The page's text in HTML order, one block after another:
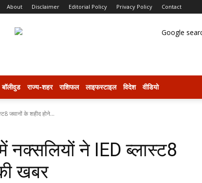
About Disclaimer Editorial Policy Privacy Policy Contact
बॉलीवुड राज्य-शहर राशिफल लाइफस्टाइल विदेश वीडियो
जवानों के शहीद होने...
नक्सलियों ने IED ब्लास्ट8
खबर